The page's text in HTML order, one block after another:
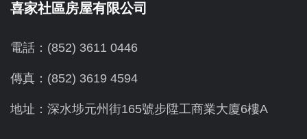
喜家社區房屋有限公司
電話：(852) 3611 0446
傳真：(852) 3619 4594
地址： 深水埗元州街165號步陞工商業大廈6樓A